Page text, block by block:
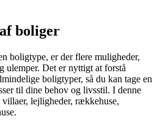
boliger
boligtype, er der flere muligheder,
ulemper. Det er nyttigt at forstå
boligtyper, så du kan tage en
til dine behov og livsstil. I denne
lejligheder, rækkehuse,